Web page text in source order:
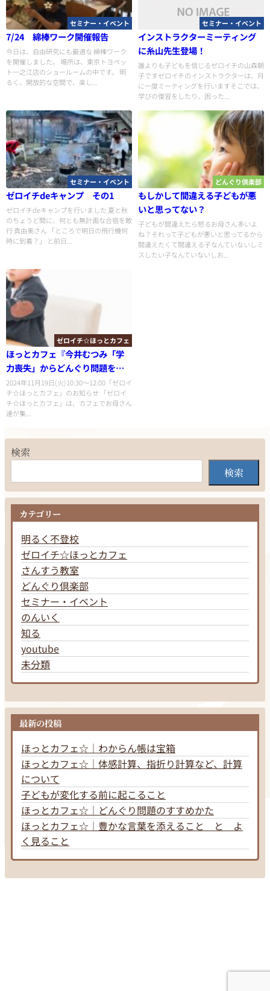
セミナー・イベント
7/24 綿棒ワーク開催報告
今日は、自由研究にも最適な 綿棒ワーク
を開催しました。 場所は、東京トヨペッ
ト一之江店のショールームの中です。 明
るく、開放的な空間で、楽し...
セミナー・イベント
インストラクターミーティング
に糸山先生登場！
誰よりも子どもを信じるゼロイチの山森朝
子ですゼロイチのインストラクターは、月
に一度ミーティングを行いますそこでは、
学びの復習をしたり、困った...
セミナー・イベント
ゼロイチdeキャンプ その1
ゼロイチdeキャンプを行いました 夏と秋
のちょうど間に、何とも無計画な合宿を敢
行 真由美さん 「ところで明日の飛行機何
時に到着？」 と前日...
どんぐり倶楽部
もしかして間違える子どもが悪
いと思ってない？
子どもが間違えたら怒るお母さん多いよ
ね？それって子どもが悪いと思ってるから
間違えたくて間違える子なんていないしミ
スしたい子なんていないしお...
ゼロイチ☆ほっとカフェ
ほっとカフェ『今井むつみ「学
力喪失」からどんぐり問題を紐
解く
2024年11月19日(火)10:30〜12:00「ゼロイ
チ☆ほっとカフェ」のお知らせ 「ゼロイ
チ☆ほっとカフェ」は、カフェでお母さん
達が集...
検索
検索
カテゴリー
明るく不登校
ゼロイチ☆ほっとカフェ
さんすう教室
どんぐり倶楽部
セミナー・イベント
のんいく
知る
youtube
未分類
最新の投稿
ほっとカフェ☆｜わからん帳は宝箱
ほっとカフェ☆｜体感計算、指折り計算など、計算
について
子どもが変化する前に起こること
ほっとカフェ☆｜どんぐり問題のすすめかた
ほっとカフェ☆｜豊かな言葉を添えること と よ
く見ること